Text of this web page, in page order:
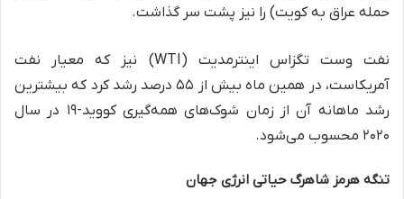
حمله عراق به کویت) را نیز پشت سر گذاشت.
نفت وست تگزاس اینترمدیت (WTI) نیز که معیار نفت
آمریکاست، در همین ماه بیش از ۵۵ درصد رشد کرد که بیشترین
رشد ماهانه آن از زمان شوک‌های همه‌گیری کووید-۱۹ در سال
۲۰۲۰ محسوب می‌شود.
تنگه هرمز شاهرگ حیاتی انرژی جهان